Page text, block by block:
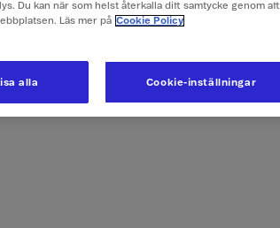
Du kan när som helst återkalla ditt samtycke genom att
Läs mer på Cookie Policy
Cookie-inställningar
alla